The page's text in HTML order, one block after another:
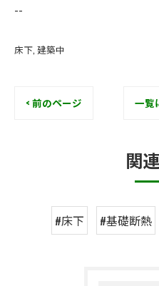
--
床下 建築中
< 前のページ 一覧
関
#床下 #基礎断熱